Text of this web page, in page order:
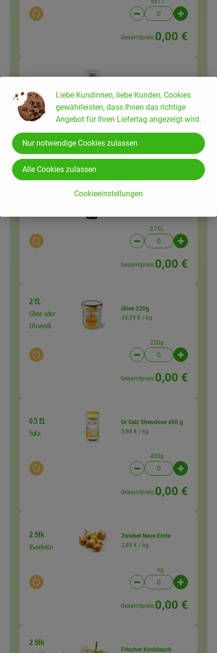
Auswahl ändern
6x1 l
Artikelanzahl
Gesamtpreis:0,00 €
1 EL
Zucker
Auswahl ändern
3,39 € /
Artikelanzahl
Auswahl ändern
Apfelessig naturtrüb 0,75
0,75L
Artikelanzahl
Gesamtpreis:0,00 €
2 EL
Ghee oder
Olivenöl
Auswahl ändern
Ghee 220g
43,59 € / kg
220g
Artikelanzahl
Gesamtpreis:0,00 €
0.5 EL
Salz
Auswahl ändern
Ur Salz Streudose 400 g
5,98 € / kg
400g
Artikelanzahl
Gesamtpreis:0,00 €
2 Stk
Zwiebeln
Auswahl ändern
Zwiebel Neue Ernte
3,89 € / kg
kg
Artikelanzahl
Gesamtpreis:0,00 €
2 Stk
Frischer Knoblauch
Liebe Kundinnen, liebe Kunden, Cookies
gewährleisten, dass Ihnen das richtige
Angebot für Ihren Liefertag angezeigt wird.
Cookieeinstellungen
Nur notwendige Cookies zulassen
Alle Cookies zulassen